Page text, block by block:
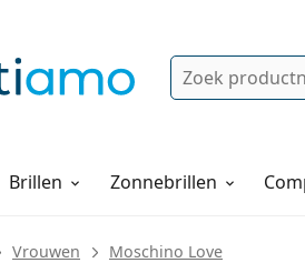
Zoek
Brillen Zonnebrillen
Vrouwen Moschino Love